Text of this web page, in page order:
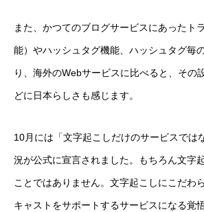
また、かつてのブログサービスにあったト
能）やハッシュタグ機能、ハッシュタグ毎
り、海外のWebサービスに比べると、その
どに日本らしさも感じます。
10月には「文字起こしだけのサービスでは
況が公式に宣言されました。もちろん文字
ことではありません。文字起こしにこだわ
キャストをサポートするサービスになる覚